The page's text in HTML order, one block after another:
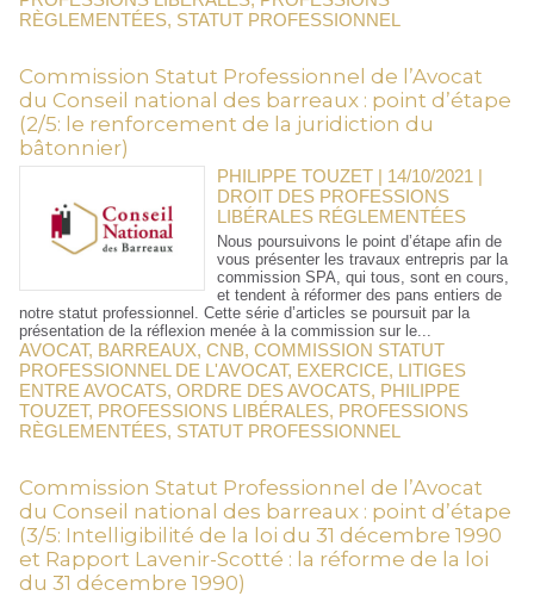
RÈGLEMENTÉES, STATUT PROFESSIONNEL
Commission Statut Professionnel de l’Avocat
du Conseil national des barreaux : point d’étape
(2/5: le renforcement de la juridiction du
bâtonnier)
PHILIPPE TOUZET | 14/10/2021 |
DROIT DES PROFESSIONS
LIBÉRALES RÉGLEMENTÉES
Nous poursuivons le point d’étape afin de
vous présenter les travaux entrepris par la
commission SPA, qui tous, sont en cours,
et tendent à réformer des pans entiers de
notre statut professionnel. Cette série d’articles se poursuit par la
présentation de la réflexion menée à la commission sur le...
AVOCAT, BARREAUX, CNB, COMMISSION STATUT
PROFESSIONNEL DE L'AVOCAT, EXERCICE, LITIGES
ENTRE AVOCATS, ORDRE DES AVOCATS, PHILIPPE
TOUZET, PROFESSIONS LIBÉRALES, PROFESSIONS
RÈGLEMENTÉES, STATUT PROFESSIONNEL
Commission Statut Professionnel de l’Avocat
du Conseil national des barreaux : point d’étape
(3/5: Intelligibilité de la loi du 31 décembre 1990
et Rapport Lavenir-Scotté : la réforme de la loi
du 31 décembre 1990)